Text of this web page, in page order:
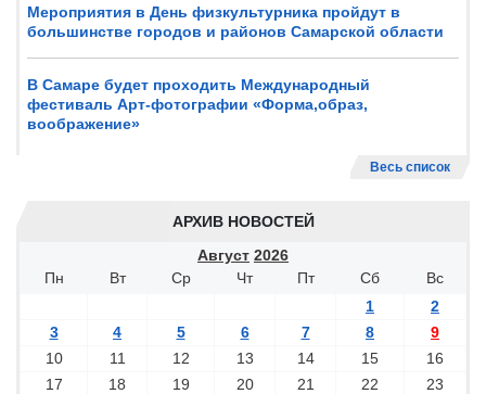
Мероприятия в День физкультурника пройдут в
большинстве городов и районов Самарской области
В Самаре будет проходить Международный
фестиваль Арт-фотографии «Форма,образ,
воображение»
Весь список
АРХИВ НОВОСТЕЙ
Август 2026
Пн
Вт Ср Чт Пт Сб
Вс
1
2
3
4 5 6 7 8
9
10
11 12 13 14 15
16
17
18 19 20 21 22
23